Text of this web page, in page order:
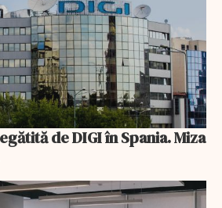
de DIGI în Spania. Miza